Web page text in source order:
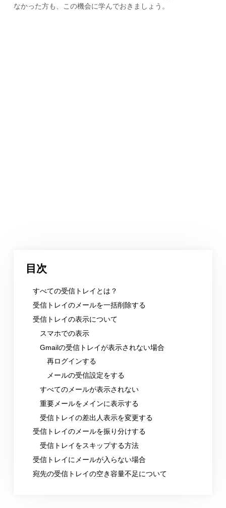
なかった方も、この機会に学んでおきましょう。
目次
すべての受信トレイとは？
受信トレイのメールを一括削除する
受信トレイの表示について
スマホでの表示
Gmailの受信トレイが表示されない場合
再ログインする
メールの受信設定をする
すべてのメールが表示されない
重要メールをメインに表示する
受信トレイの差出人表示を変更する
受信トレイのメールを振り分けする
受信トレイをスキップする方法
受信トレイにメールが入らない場合
宛先の受信トレイの空き容量不足について